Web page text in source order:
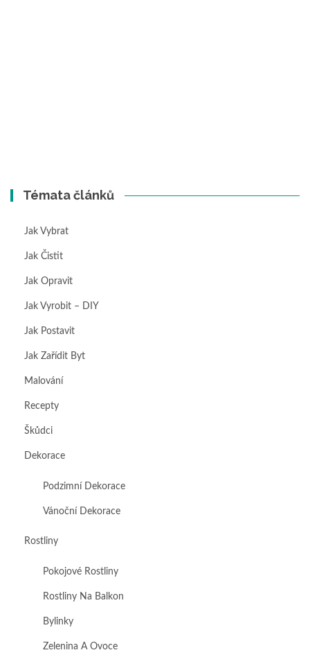
Témata článků
Jak Vybrat
Jak Čistit
Jak Opravit
Jak Vyrobit – DIY
Jak Postavit
Jak Zařídit Byt
Malování
Recepty
Škůdci
Dekorace
Podzimní Dekorace
Vánoční Dekorace
Rostliny
Pokojové Rostliny
Rostliny Na Balkon
Bylinky
Zelenina A Ovoce